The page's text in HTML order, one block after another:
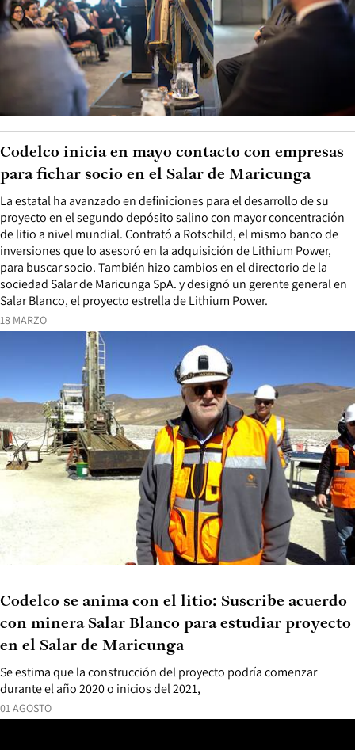
18 MARZO
La estatal ha avanzado en definiciones para el desarrollo de su
proyecto en el segundo depósito salino con mayor concentración
de litio a nivel mundial. Contrató a Rotschild, el mismo banco de
inversiones que lo asesoró en la adquisición de Lithium Power,
para buscar socio. También hizo cambios en el directorio de la
sociedad Salar de Maricunga SpA. y designó un gerente general en
Salar Blanco, el proyecto estrella de Lithium Power.
Codelco inicia en mayo contacto con empresas
para fichar socio en el Salar de Maricunga
01 AGOSTO
Se estima que la construcción del proyecto podría comenzar
durante el año 2020 o inicios del 2021,
Codelco se anima con el litio: Suscribe acuerdo
con minera Salar Blanco para estudiar proyecto
en el Salar de Maricunga